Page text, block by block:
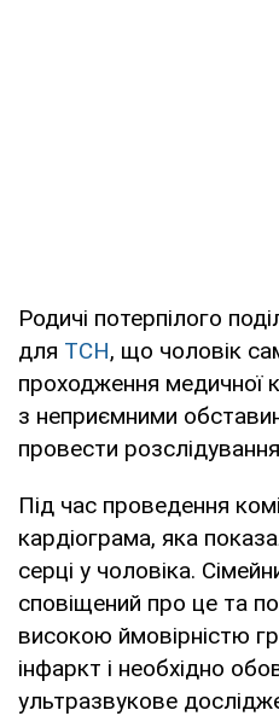
Родичі потерпілого
для ТСН, що чоловік
проходження медичної
з неприємними
провести
Під час проведення
кардіограма, яка
серці у чоловіка.
сповіщений про це та
високою ймовірністю
інфаркт і необхідно
ультразвукове